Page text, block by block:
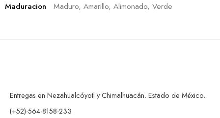
Maduracion
Maduro, Amarillo, Alimonado, Verde
Entregas en Nezahualcóyotl y Chimalhuacán. Estado de México.
(+52)-564-8158-233